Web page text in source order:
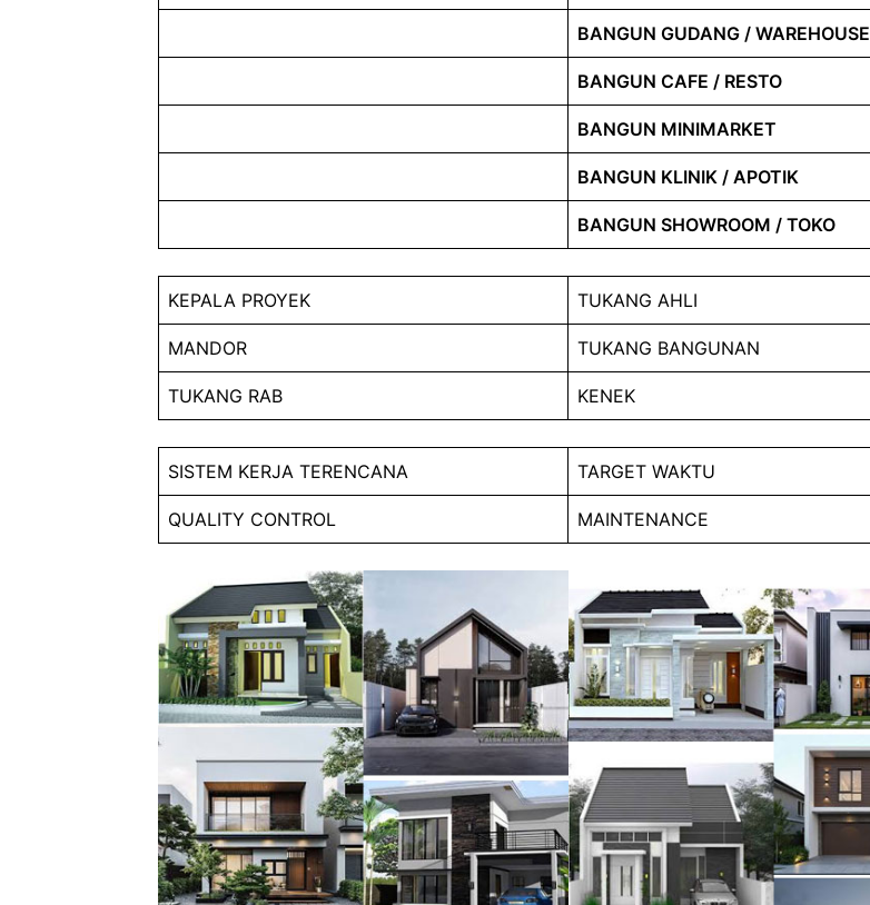
BANGUN GUDANG / WAREHOUSE
BANGUN CAFE / RESTO
BANGUN MINIMARKET
BANGUN KLINIK / APOTIK
BANGUN SHOWROOM / TOKO
KEPALA PROYEK TUKANG AHLI
MANDOR TUKANG BANGUNAN
TUKANG RAB KENEK
SISTEM KERJA TERENCANA TARGET WAKTU
QUALITY CONTROL MAINTENANCE